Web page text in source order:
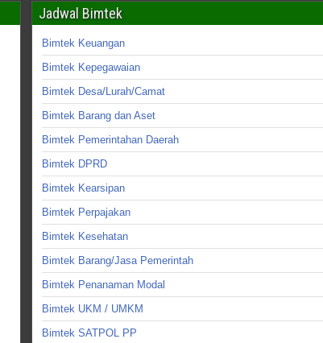
Jadwal Bimtek
Bimtek Keuangan
Bimtek Kepegawaian
Bimtek Desa/Lurah/Camat
Bimtek Barang dan Aset
Bimtek Pemerintahan Daerah
Bimtek DPRD
Bimtek Kearsipan
Bimtek Perpajakan
Bimtek Kesehatan
Bimtek Barang/Jasa Pemerintah
Bimtek Penanaman Modal
Bimtek UKM / UMKM
Bimtek SATPOL PP